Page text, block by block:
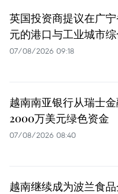
英国投资商提议在广
元的港口与工业城市
07/08/2026 09:18
越南南亚银行从瑞士
2000万美元绿色资金
07/08/2026 08:40
越南继续成为波兰食